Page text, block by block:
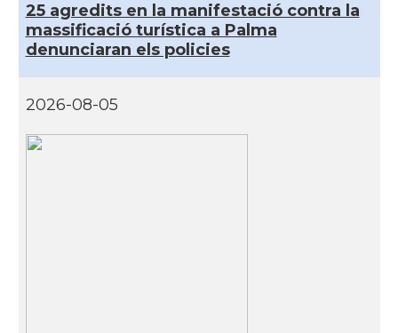
25 agredits en la manifestació contra la
massificació turística a Palma
denunciaran els policies
2026-08-05